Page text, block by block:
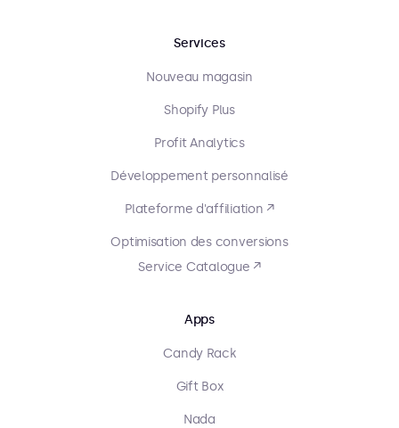
Services
Nouveau magasin
Shopify Plus
Profit Analytics
Développement personnalisé
Plateforme d'affiliation ↗
Optimisation des conversions
Service Catalogue ↗
Apps
Candy Rack
Gift Box
Nada